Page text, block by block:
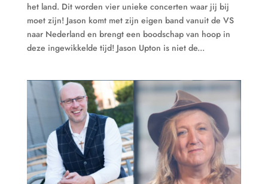
het land. Dit worden vier unieke concerten waar jij bij
moet zijn! Jason komt met zijn eigen band vanuit de VS
naar Nederland en brengt een boodschap van hoop in
deze ingewikkelde tijd! Jason Upton is niet de...